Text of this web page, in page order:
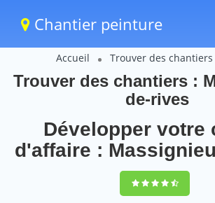
Chantier peinture
Accueil Trouver des
Trouver des chantiers :
de-rives
Développer votre
d'affaire :